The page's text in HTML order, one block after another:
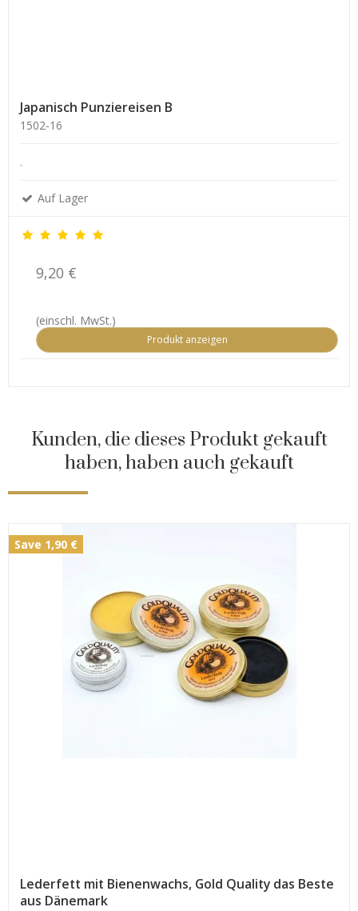
Japanisch Punziereisen B
1502-16
.
Auf Lager
9,20 €
(einschl. MwSt.)
Produkt anzeigen
Kunden, die dieses Produkt gekauft
haben, haben auch gekauft
Save 1,90 €
Lederfett mit Bienenwachs, Gold Quality das Beste
aus Dänemark